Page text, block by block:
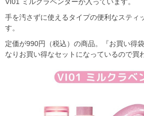
手を汚さずに使えるタイプの便利なスティ
す。
定価が990円（税込）の商品。『お買い得
なりお買い得なセットになっているので買